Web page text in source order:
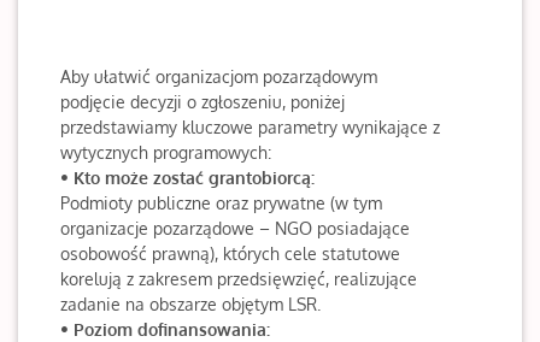
Aby ułatwić organizacjom pozarządowym
podjęcie decyzji o zgłoszeniu, poniżej
przedstawiamy kluczowe parametry wynikające z
wytycznych programowych:
• Kto może zostać grantobiorcą:
Podmioty publiczne oraz prywatne (w tym
organizacje pozarządowe – NGO posiadające
osobowość prawną), których cele statutowe
korelują z zakresem przedsięwzięć, realizujące
zadanie na obszarze objętym LSR.
• Poziom dofinansowania: